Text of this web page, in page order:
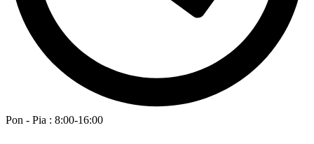
Pon - Pia : 8:00-16:00